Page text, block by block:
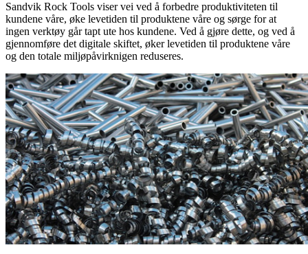
Sandvik Rock Tools viser vei ved å forbedre produktiviteten til
kundene våre, øke levetiden til produktene våre og sørge for at
ingen verktøy går tapt ute hos kundene. Ved å gjøre dette, og ved å
gjennomføre det digitale skiftet, øker levetiden til produktene våre
og den totale miljøpåvirknigen reduseres.